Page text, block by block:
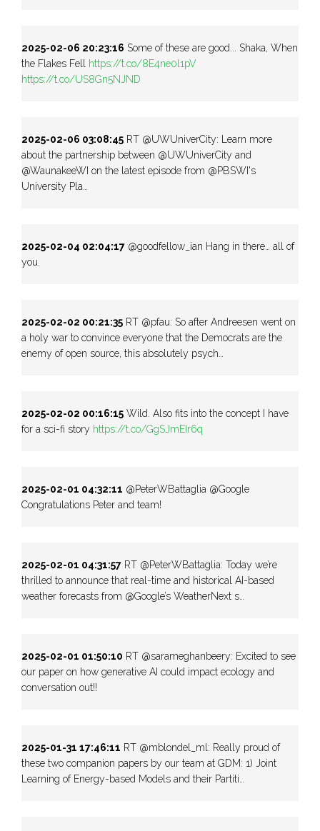
2025-02-06 20:23:16 Some of these are good... Shaka, When
the Flakes Fell https://t.co/8E4ne0l1pV
https://t.co/US8Gn5NJND
2025-02-06 03:08:45 RT @UWUniverCity: Learn more
about the partnership between @UWUniverCity and
@WaunakeeWI on the latest episode from @PBSWI's
University Pla…
2025-02-04 02:04:17 @goodfellow_ian Hang in there… all of
you.
2025-02-02 00:21:35 RT @pfau: So after Andreesen went on
a holy war to convince everyone that the Democrats are the
enemy of open source, this absolutely psych…
2025-02-02 00:16:15 Wild. Also fits into the concept I have
for a sci-fi story https://t.co/GgSJmEIr6q
2025-02-01 04:32:11 @PeterWBattaglia @Google
Congratulations Peter and team!
2025-02-01 04:31:57 RT @PeterWBattaglia: Today we’re
thrilled to announce that real-time and historical AI-based
weather forecasts from @Google’s WeatherNext s…
2025-02-01 01:50:10 RT @sarameghanbeery: Excited to see
our paper on how generative AI could impact ecology and
conversation out!!
2025-01-31 17:46:11 RT @mblondel_ml: Really proud of
these two companion papers by our team at GDM: 1) Joint
Learning of Energy-based Models and their Partiti…